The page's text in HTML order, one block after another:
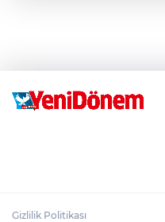
Gizlilik Politikası